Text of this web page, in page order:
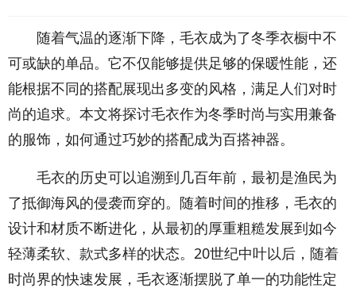
随着气温的逐渐下降，毛衣成为了冬季衣橱中不
可或缺的单品。它不仅能够提供足够的保暖性能，还
能根据不同的搭配展现出多变的风格，满足人们对时
尚的追求。本文将探讨毛衣作为冬季时尚与实用兼备
的服饰，如何通过巧妙的搭配成为百搭神器。
毛衣的历史可以追溯到几百年前，最初是渔民为
了抵御海风的侵袭而穿的。随着时间的推移，毛衣的
设计和材质不断进化，从最初的厚重粗糙发展到如今
轻薄柔软、款式多样的状态。20世纪中叶以后，随着
时尚界的快速发展，毛衣逐渐摆脱了单一的功能性定